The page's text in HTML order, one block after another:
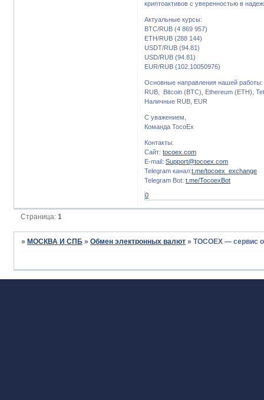
криптоактивов с уверенностью в
Актуальные курсы:
BTC/RUB (4 869 957)
ETH/RUB (288 144)
USDT/RUB (94.81)
USD/RUB (94.81)
EUR/RUB (102.10050976)
Основные направления нашей
RUB, Bitcoin (BTC), Ethereum (ETH),
Наличные RUB, EUR
С уважением,
Команда TocoEx
Контакты:
Сайт:tocoex.com
E-mail:Support@tocoex.com
Telegram канал:t.me/tocoex_exchange
Telegram Bot:t.me/TocoexBot
0
Страница:1
» МОСКВА И СПБ »Обмен электронных валют »TOCOEX — сервис